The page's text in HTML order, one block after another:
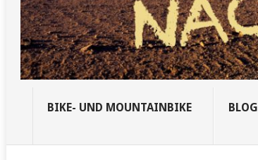
BIKE- UND MOUNTAINBIKE BLOG